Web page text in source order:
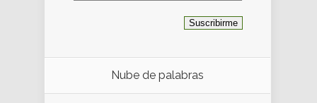
Nube de palabras